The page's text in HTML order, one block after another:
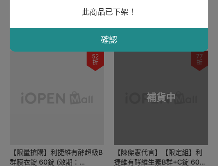
此商品已下架！
確認
(贈超前部署益生菌9入)【限定
組】【我的健康日記】夜食酵
素EX30入4件組
$3,560
【限量搶購】【我的健康日
記】蜂王膠原飲 6入(效期：
2026/04/01)
$699
$
52
折
【限量搶購】利捷維有酵超級B
群膜衣錠 60錠 (效期：
補貨中
77
折
【陳傑憲代言】【限定組】利
捷維有酵維生素B群+C錠 60錠